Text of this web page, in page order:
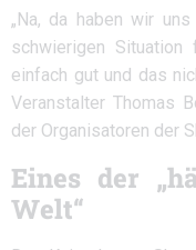
„Na, da haben wir
schwierigen
einfach gut und das
Veranstalter Thomas
der Organisatoren der
Eines der
Welt“